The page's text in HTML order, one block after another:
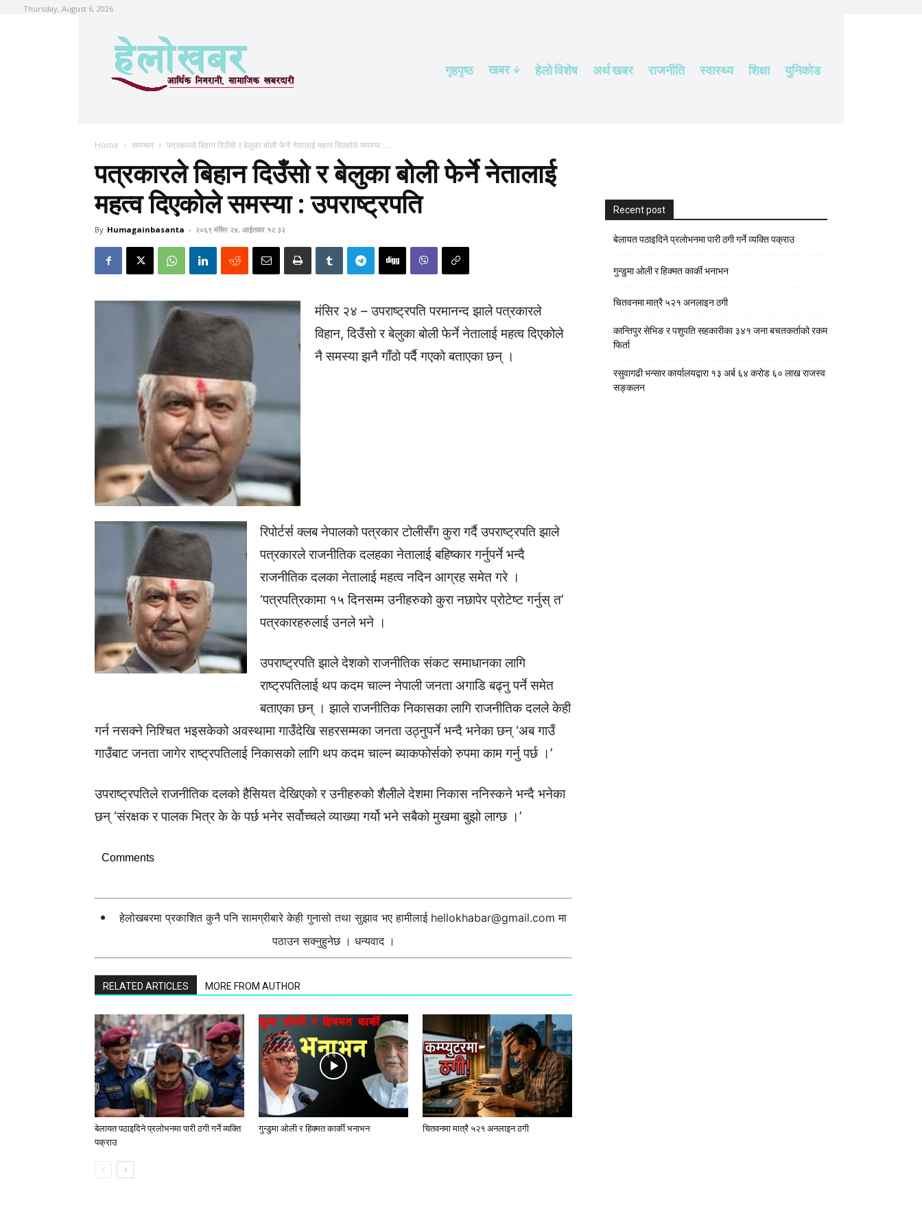
Thursday, August 6, 2026
गृहपृष्ठ खबर हेलाे विशेष अर्थ खबर राजनीति स्वास्थ्य शिक्षा युनिकोड
Home समाचार पत्रकारले बिहान दिउँसो र बेलुका बोली फेर्ने नेतालाई महत्व दिएकोले समस्या :...
पत्रकारले बिहान दिउँसो र बेलुका बोली फेर्ने नेतालाई
महत्व दिएकोले समस्या : उपराष्ट्रपति
By Humagainbasanta - २०६९ मंसिर २४, आईतवार १२:३२
मंसिर २४ – उपराष्ट्रपति परमानन्द झाले पत्रकारले
विहान, दिउँसो र बेलुका बोली फेर्ने नेतालाई महत्व दिएकोले
नै समस्या झनै गाँठो पर्दै गएको बताएका छन् ।
रिपोर्टर्स क्लब नेपालको पत्रकार टोलीसँग कुरा गर्दै उपराष्ट्रपति झाले
पत्रकारले राजनीतिक दलहका नेतालाई बहिष्कार गर्नुपर्ने भन्दै
राजनीतिक दलका नेतालाई महत्व नदिन आग्रह समेत गरे ।
‘पत्रपत्रिकामा १५ दिनसम्म उनीहरुको कुरा नछापेर प्रोटेष्ट गर्नुस् त’
पत्रकारहरुलाई उनले भने ।
उपराष्ट्रपति झाले देशको राजनीतिक संकट समाधानका लागि
राष्ट्रपतिलाई थप कदम चाल्न नेपाली जनता अगाडि बढ्नु पर्ने समेत
बताएका छन् । झाले राजनीतिक निकासका लागि राजनीतिक दलले केही
गर्न नसक्ने निश्चित भइसकेको अवस्थामा गाउँदेखि सहरसम्मका जनता उठ्नुपर्ने भन्दै भनेका छन् ‘अब गाउँ
गाउँबाट जनता जागेर राष्ट्रपतिलाई निकासको लागि थप कदम चाल्न ब्याकफोर्सको रुपमा काम गर्नु पर्छ ।’
उपराष्ट्रपतिले राजनीतिक दलको हैसियत देखिएको र उनीहरुको शैलीले देशमा निकास ननिस्कने भन्दै भनेका
छन् ‘संरक्षक र पालक भित्र के के पर्छ भनेर सर्वोच्चले व्याख्या गर्यो भने सबैको मुखमा बुझो लाग्छ ।’
Comments
हेलोखबरमा प्रकाशित कुनै पनि सामग्रीबारे केही गुनासो तथा सुझाव भए हामीलाई hellokhabar@gmail.com मा
पठाउन सक्नुहुनेछ । धन्यवाद ।
RELATED ARTICLES MORE FROM AUTHOR
बेलायत पठाइदिने प्रलाेभनमा पारी ठगी गर्ने व्यक्ति
पक्राउ
गुन्डुमा ओली र हिक्मत कार्की भनाभन चितवनमा मात्रै ५२१ अनलाइन ठगी
Recent post
बेलायत पठाइदिने प्रलाेभनमा पारी ठगी गर्ने व्यक्ति पक्राउ
गुन्डुमा ओली र हिक्मत कार्की भनाभन
चितवनमा मात्रै ५२१ अनलाइन ठगी
कान्तिपुर सेभिङ र पशुपति सहकारीका ३४१ जना बचतकर्ताको रकम
फिर्ता
रसुवागढी भन्सार कार्यालयद्वारा १३ अर्ब ६४ करोड ६० लाख राजस्व
सङ्कलन